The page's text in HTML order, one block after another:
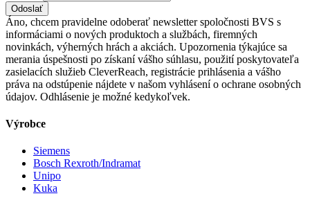
Odoslať
Áno, chcem pravidelne odoberať newsletter spoločnosti BVS s
informáciami o nových produktoch a službách, firemných
novinkách, výherných hrách a akciách. Upozornenia týkajúce sa
merania úspešnosti po získaní vášho súhlasu, použití poskytovateľa
zasielacích služieb CleverReach, registrácie prihlásenia a vášho
práva na odstúpenie nájdete v našom vyhlásení o ochrane osobných
údajov. Odhlásenie je možné kedykoľvek.
Výrobce
Siemens
Bosch Rexroth/Indramat
Unipo
Kuka